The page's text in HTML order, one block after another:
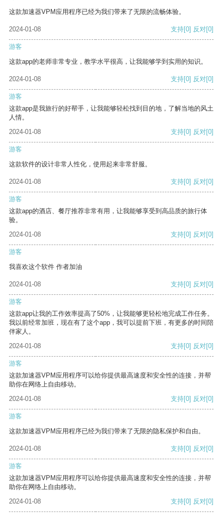
这款加速器VPM应用程序已经为我们带来了无限的流畅体验。
2024-01-08 支持[0] 反对[0]
游客
这款app的老师非常专业，教学水平很高，让我能够学到实用的知识。
2024-01-08 支持[0] 反对[0]
游客
这款app是我旅行的好帮手，让我能够轻松找到目的地，了解当地的风土
人情。
2024-01-08
支持[0] 反对[0]
游客
这款软件的设计非常人性化，使用起来非常舒服。
2024-01-08 支持[0] 反对[0]
游客
这款app的酒店、餐厅推荐非常有用，让我能够享受到高品质的旅行体
验。
2024-01-08
支持[0] 反对[0]
游客
我喜欢这个软件 作者加油
2024-01-08 支持[0] 反对[0]
游客
这款app让我的工作效率提高了50%，让我能够更轻松地完成工作任务。
我以前经常加班，现在有了这个app，我可以提前下班，有更多的时间陪
伴家人。
2024-01-08
支持[0] 反对[0]
游客
这款加速器VPM应用程序可以给你提供最高速度和安全性的连接，并帮
助你在网络上自由移动。
2024-01-08
支持[0] 反对[0]
游客
这款加速器VPM应用程序已经为我们带来了无限的隐私保护和自由。
2024-01-08 支持[0] 反对[0]
游客
这款加速器VPM应用程序可以给你提供最高速度和安全性的连接，并帮
助你在网络上自由移动。
2024-01-08
支持[0] 反对[0]